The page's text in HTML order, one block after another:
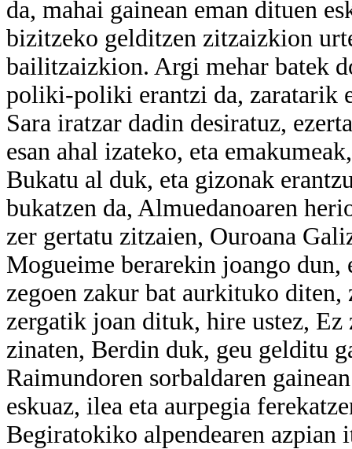
da, mahai gainean eman dituen
bizitzeko gelditzen zitzaizkion
bailitzaizkion. Argi mehar batek
poliki-poliki erantzi da, zaratarik
Sara iratzar dadin desiratuz,
esan ahal izateko, eta
Bukatu al duk, eta gizonak
bukatzen da, Almuedanoaren
zer gertatu zitzaien, Ouroana
Mogueime berarekin joango dun,
zegoen zakur bat aurkituko
zergatik joan dituk, hire ustez,
zinaten, Berdin duk, geu gelditu
Raimundoren sorbaldaren
eskuaz, ilea eta aurpegia
Begiratokiko alpendearen azpian